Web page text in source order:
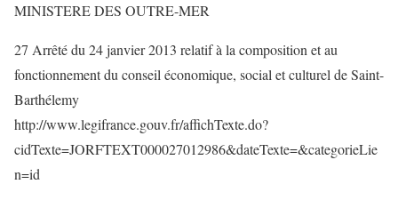
MINISTERE DES OUTRE-MER
27 Arrêté du 24 janvier 2013 relatif à la composition et au
fonctionnement du conseil économique, social et culturel de Saint-
Barthélemy
http://www.legifrance.gouv.fr/affichTexte.do?
cidTexte=JORFTEXT000027012986&dateTexte=&categorieLie
n=id